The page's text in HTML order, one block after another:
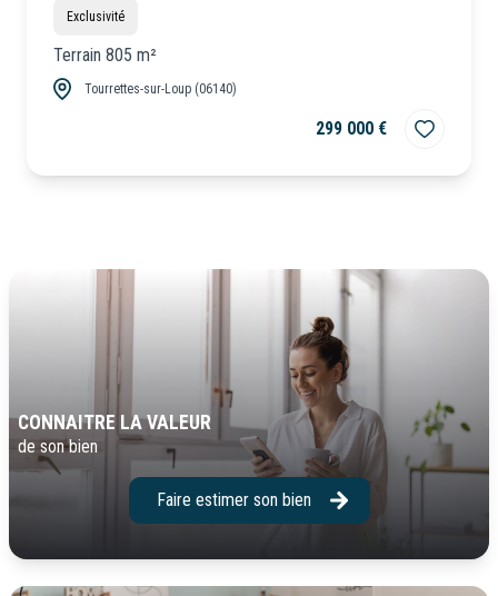
Exclusivité
Terrain 805 m²
Tourrettes-sur-Loup (06140)
299 000 €
CONNAITRE LA VALEUR
de son bien
Faire estimer son bien